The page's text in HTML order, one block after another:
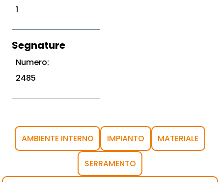
1
Segnature
Numero:
2485
AMBIENTE INTERNO IMPIANTO MATERIALE
SERRAMENTO